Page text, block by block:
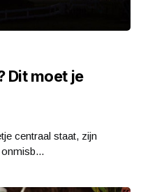
Dit moet je
centraal staat, zijn